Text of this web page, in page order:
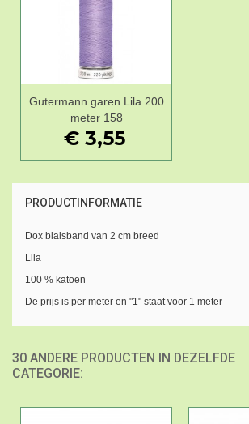
Gutermann garen Lila 200
meter 158
€ 3,55
PRODUCTINFORMATIE
Dox biaisband van 2 cm breed
Lila
100 % katoen
De prijs is per meter en "1" staat voor 1 meter
30 ANDERE PRODUCTEN IN DEZELFDE
CATEGORIE: